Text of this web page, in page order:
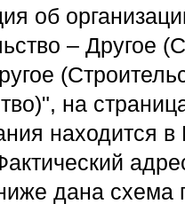
об
– Другое
на
находится в
дана схема